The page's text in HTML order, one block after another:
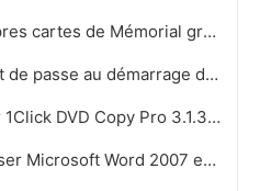
Comment créer vos propres cartes de Mémorial gratuit
Comment changer le mot de passe au démarrage de Windows
Comment puis-je utiliser 1Click DVD Copy Pro 3.1.3.9
Comment faire pour utiliser Microsoft Word 2007 en ligne